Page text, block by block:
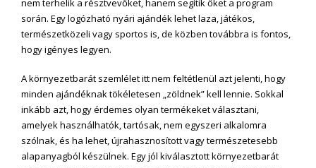
nem terhelik a résztvevőket, hanem segítik őket a program
során. Egy logózható nyári ajándék lehet laza, játékos,
természetközeli vagy sportos is, de közben továbbra is fontos,
hogy igényes legyen.
A környezetbarát szemlélet itt nem feltétlenül azt jelenti, hogy
minden ajándéknak tökéletesen „zöldnek” kell lennie. Sokkal
inkább azt, hogy érdemes olyan termékeket választani,
amelyek használhatók, tartósak, nem egyszeri alkalomra
szólnak, és ha lehet, újrahasznosított vagy természetesebb
alapanyagból készülnek. Egy jól kiválasztott környezetbarát